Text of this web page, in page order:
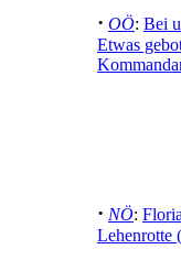
· OÖ: Bei
Etwas
· NÖ:
Lehenrotte